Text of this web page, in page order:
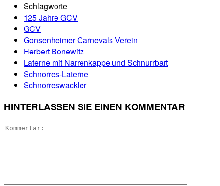
Schlagworte
125 Jahre GCV
GCV
Gonsenheimer Carnevals Verein
Herbert Bonewitz
Laterne mit Narrenkappe und Schnurrbart
Schnorres-Laterne
Schnorreswackler
HINTERLASSEN SIE EINEN KOMMENTAR